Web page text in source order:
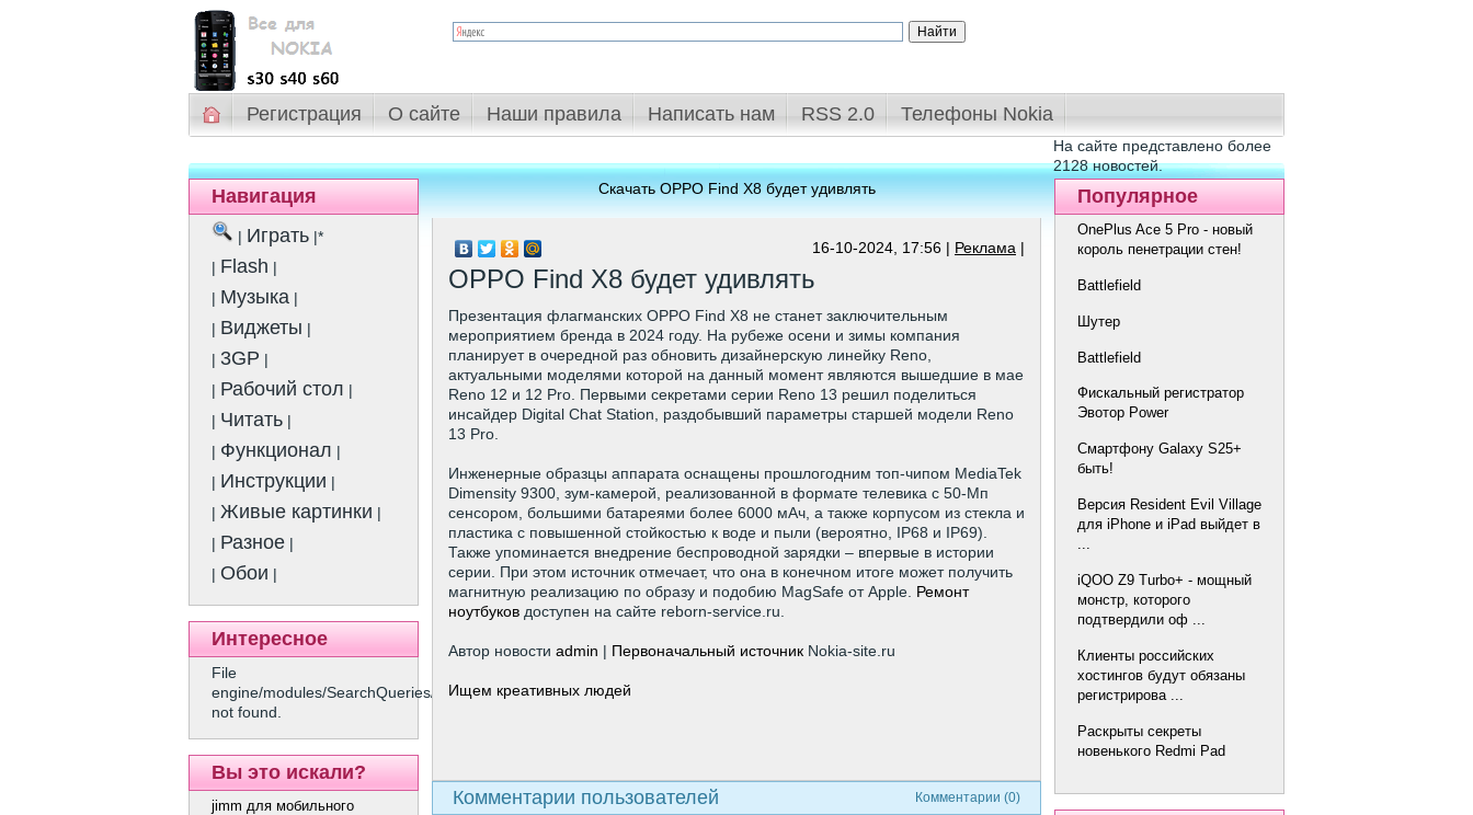
Регистрация О сайте Наши правила Написать нам RSS 2.0 Телефоны Nokia
На сайте представлено более
2128 новостей.
Навигация
| Играть |*
| Flash |
| Музыка |
| Виджеты |
| 3GP |
| Рабочий стол |
| Читать |
| Функционал |
| Инструкции |
| Живые картинки |
| Разное |
| Обои |
Интересное
File
engine/modules/SearchQueries/show.php
not found.
Вы это искали?
jimm для мобильного
Скачать OPPO Find X8 будет удивлять
16-10-2024, 17:56 | Реклама |
OPPO Find X8 будет удивлять
Презентация флагманских OPPO Find X8 не станет заключительным
мероприятием бренда в 2024 году. На рубеже осени и зимы компания
планирует в очередной раз обновить дизайнерскую линейку Reno,
актуальными моделями которой на данный момент являются вышедшие в мае
Reno 12 и 12 Pro. Первыми секретами серии Reno 13 решил поделиться
инсайдер Digital Chat Station, раздобывший параметры старшей модели Reno
13 Pro.
Инженерные образцы аппарата оснащены прошлогодним топ-чипом MediaTek
Dimensity 9300, зум-камерой, реализованной в формате телевика с 50-Мп
сенсором, большими батареями более 6000 мАч, а также корпусом из стекла и
пластика с повышенной стойкостью к воде и пыли (вероятно, IP68 и IP69).
Также упоминается внедрение беспроводной зарядки – впервые в истории
серии. При этом источник отмечает, что она в конечном итоге может получить
магнитную реализацию по образу и подобию MagSafe от Apple. Ремонт
ноутбуков доступен на сайте reborn-service.ru.
Автор новости admin | Первоначальный источник Nokia-site.ru
Ищем креативных людей
Комментарии (0)
Комментарии пользователей
Популярное
OnePlus Ace 5 Pro - новый
король пенетрации стен!
Battlefield
Шутер
Battlefield
Фискальный регистратор
Эвотор Power
Смартфону Galaxy S25+
быть!
Версия Resident Evil Village
для iPhone и iPad выйдет в
...
iQOO Z9 Turbo+ - мощный
монстр, которого
подтвердили оф ...
Клиенты российских
хостингов будут обязаны
регистрирова ...
Раскрыты секреты
новенького Redmi Pad